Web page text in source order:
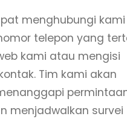
menghubungi kami
telepon yang
kami atau mengisi
Tim kami akan
menjadwalkan survei